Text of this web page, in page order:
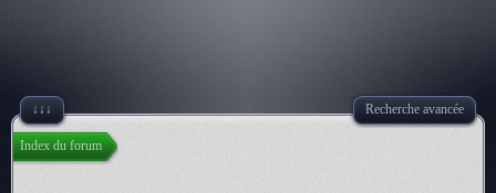
↓↓↓ Recherche avancée
Index du forum